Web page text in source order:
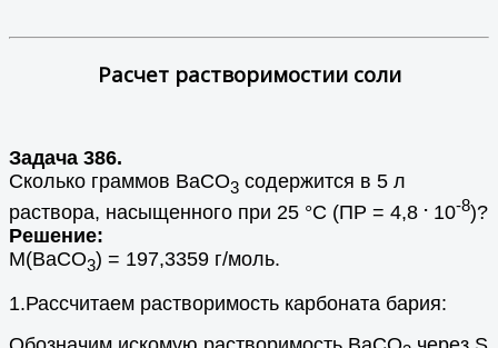
Расчет растворимостии соли
Задача 386.
Сколько граммов BaCO3 содержится в 5 л
раствора, насыщенного при 25 °С (ПР = 4,8 . 10-8)?
Решение:
М(BaCO3) = 197,3359 г/моль.
1.Рассчитаем растворимость карбоната бария: